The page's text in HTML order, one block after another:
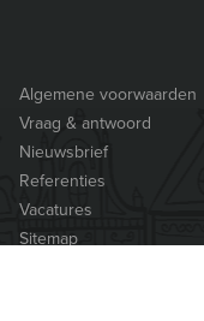
Algemene voorwaarden
Vraag & antwoord
Nieuwsbrief
Referenties
Vacatures
Sitemap